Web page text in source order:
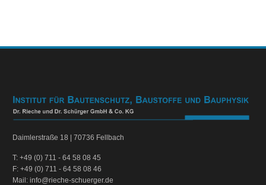
Daimlerstraße 18 | 70736 Fellbach
T: +49 (0) 711 - 64 58 08 45
F: +49 (0) 711 - 64 58 08 46
Mail: info@rieche-schuerger.de